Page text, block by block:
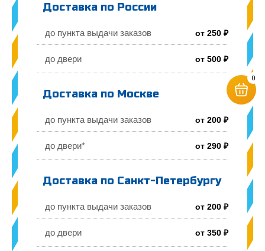
Доставка по России
до пункта выдачи заказов от 250 ₽
до двери от 500 ₽
Доставка по Москве
до пункта выдачи заказов от 200 ₽
до двери* от 290 ₽
Доставка по Санкт-Петербургу
до пункта выдачи заказов от 200 ₽
до двери от 350 ₽
0